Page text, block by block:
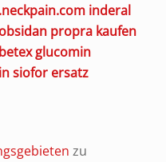
inderal
propra kaufen
glucomin
siofor ersatz
zu